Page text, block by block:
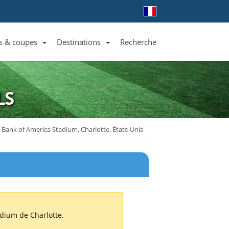
Liste des clubs et équipes
& coupes
Liste des ligues et coupes
Destinations
Toutes les destinations
Recherche
Bank of America Stadium, Charlotte, États-Unis
de Charlotte.